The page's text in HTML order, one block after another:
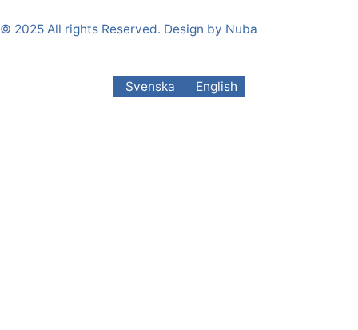
© 2025 All rights Reserved. Design by Nuba
Svenska English